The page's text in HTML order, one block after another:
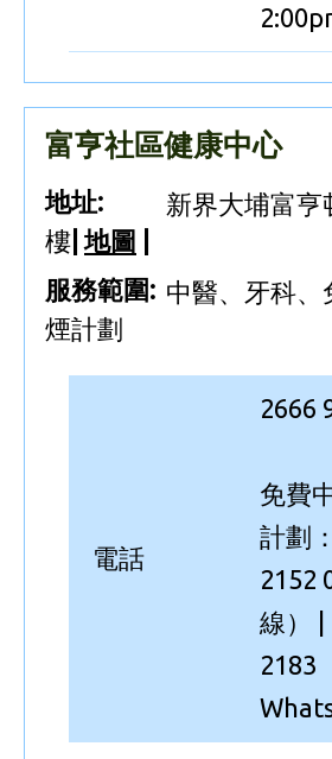
富亨社區健康中心
地址:
新界大埔富亨
樓 地圖
服務範圍: 中醫、牙科、
煙計劃
電話
2666
免費
計劃：
2152
線）
2183